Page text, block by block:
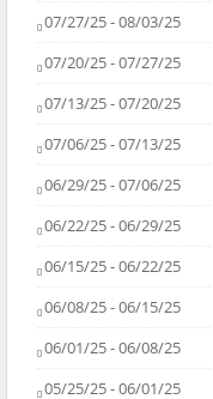
07/27/25 - 08/03/25
07/20/25 - 07/27/25
07/13/25 - 07/20/25
07/06/25 - 07/13/25
06/29/25 - 07/06/25
06/22/25 - 06/29/25
06/15/25 - 06/22/25
06/08/25 - 06/15/25
06/01/25 - 06/08/25
05/25/25 - 06/01/25